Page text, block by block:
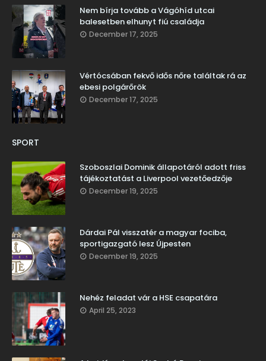
Nem bírja tovább a Vágóhíd utcai
balesetben elhunyt fiú családja
December 17, 2025
Vértócsában fekvő idős nőre találtak rá az
ebesi polgárőrök
December 17, 2025
SPORT
Szoboszlai Dominik állapotáról adott friss
tájékoztatást a Liverpool vezetőedzője
December 19, 2025
Dárdai Pál visszatér a magyar fociba,
sportigazgató lesz Újpesten
December 19, 2025
Nehéz feladat vár a HSE csapatára
April 25, 2023